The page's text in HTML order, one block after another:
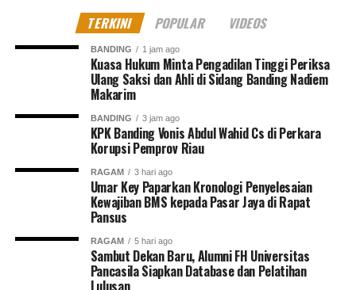
TERKINI POPULAR VIDEOS
BANDING 1 jam ago
Kuasa Hukum Minta Pengadilan Tinggi Periksa
Ulang Saksi dan Ahli di Sidang Banding Nadiem
Makarim
BANDING 3 jam ago
KPK Banding Vonis Abdul Wahid Cs di Perkara
Korupsi Pemprov Riau
RAGAM 3 hari ago
Umar Key Paparkan Kronologi Penyelesaian
Kewajiban BMS kepada Pasar Jaya di Rapat
Pansus
RAGAM 5 hari ago
Sambut Dekan Baru, Alumni FH Universitas
Pancasila Siapkan Database dan Pelatihan
Lulusan